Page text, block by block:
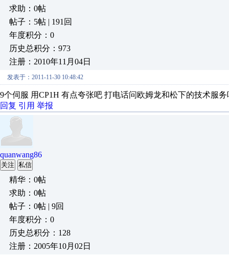
求助：0帖
帖子：5帖 | 191回
年度积分：0
历史总积分：973
注册：2010年11月04日
发表于：2011-11-30 10:48:42
9个伺服 用CP1H 有点夸张吧 打电话问欧姆龙和松下的技术服务
回复 引用 举报
quanwang86
关注 私信
精华：0帖
求助：0帖
帖子：0帖 | 9回
年度积分：0
历史总积分：128
注册：2005年10月02日